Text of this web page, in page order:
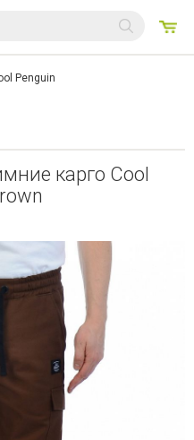
Penguin
карго Cool